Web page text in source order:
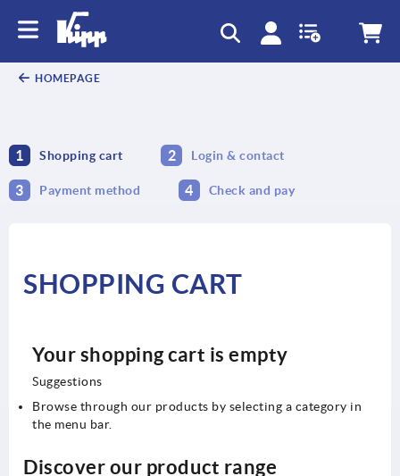
HOMEPAGE
1 Shopping cart 2 Login & contact
3 Payment method 4 Check and pay
SHOPPING CART
Your shopping cart is empty
Suggestions
Browse through our products by selecting a category in
the menu bar.
Discover our product range